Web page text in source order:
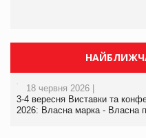
18 червня 2026 |
3-4 вересня Виставки та
2026: Власна марка - Власна